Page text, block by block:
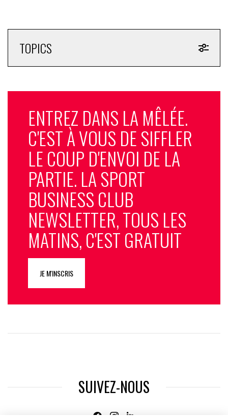
TOPICS
ENTREZ DANS LA MÊLÉE.
C'EST À VOUS DE SIFFLER
LE COUP D'ENVOI DE LA
PARTIE. LA SPORT
BUSINESS CLUB
NEWSLETTER, TOUS LES
MATINS, C'EST GRATUIT
JE M'INSCRIS
SUIVEZ-NOUS